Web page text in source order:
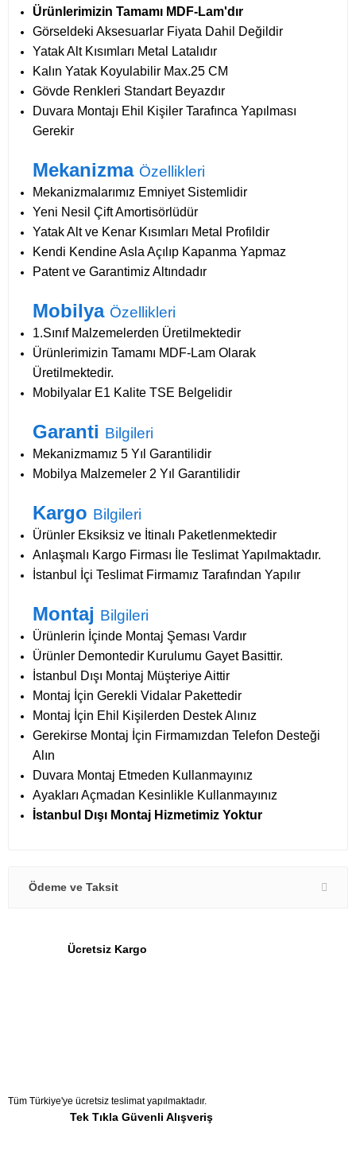
Ürünlerimizin Tamamı MDF-Lam'dır
Görseldeki Aksesuarlar Fiyata Dahil Değildir
Yatak Alt Kısımları Metal Latalıdır
Kalın Yatak Koyulabilir Max.25 CM
Gövde Renkleri Standart Beyazdır
Duvara Montajı Ehil Kişiler Tarafınca Yapılması
Gerekir
Mekanizma Özellikleri
Mekanizmalarımız Emniyet Sistemlidir
Yeni Nesil Çift Amortisörlüdür
Yatak Alt ve Kenar Kısımları Metal Profildir
Kendi Kendine Asla Açılıp Kapanma Yapmaz
Patent ve Garantimiz Altındadır
Mobilya Özellikleri
1.Sınıf Malzemelerden Üretilmektedir
Ürünlerimizin Tamamı MDF-Lam Olarak
Üretilmektedir.
Mobilyalar E1 Kalite TSE Belgelidir
Garanti Bilgileri
Mekanizmamız 5 Yıl Garantilidir
Mobilya Malzemeler 2 Yıl Garantilidir
Kargo Bilgileri
Ürünler Eksiksiz ve İtinalı Paketlenmektedir
Anlaşmalı Kargo Firması İle Teslimat Yapılmaktadır.
İstanbul İçi Teslimat Firmamız Tarafından Yapılır
Montaj Bilgileri
Ürünlerin İçinde Montaj Şeması Vardır
Ürünler Demontedir Kurulumu Gayet Basittir.
İstanbul Dışı Montaj Müşteriye Aittir
Montaj İçin Gerekli Vidalar Pakettedir
Montaj İçin Ehil Kişilerden Destek Alınız
Gerekirse Montaj İçin Firmamızdan Telefon Desteği
Alın
Duvara Montaj Etmeden Kullanmayınız
Ayakları Açmadan Kesinlikle Kullanmayınız
İstanbul Dışı Montaj Hizmetimiz Yoktur
Ödeme ve Taksit
Ücretsiz Kargo
Tüm Türkiye'ye ücretsiz teslimat yapılmaktadır.
Tek Tıkla Güvenli Alışveriş